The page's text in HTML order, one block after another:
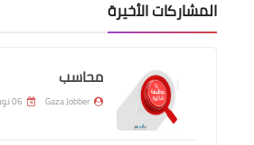
المشاركات الأخيرة
محاسب
Gaza Jobber 06 نوفمبر 2025